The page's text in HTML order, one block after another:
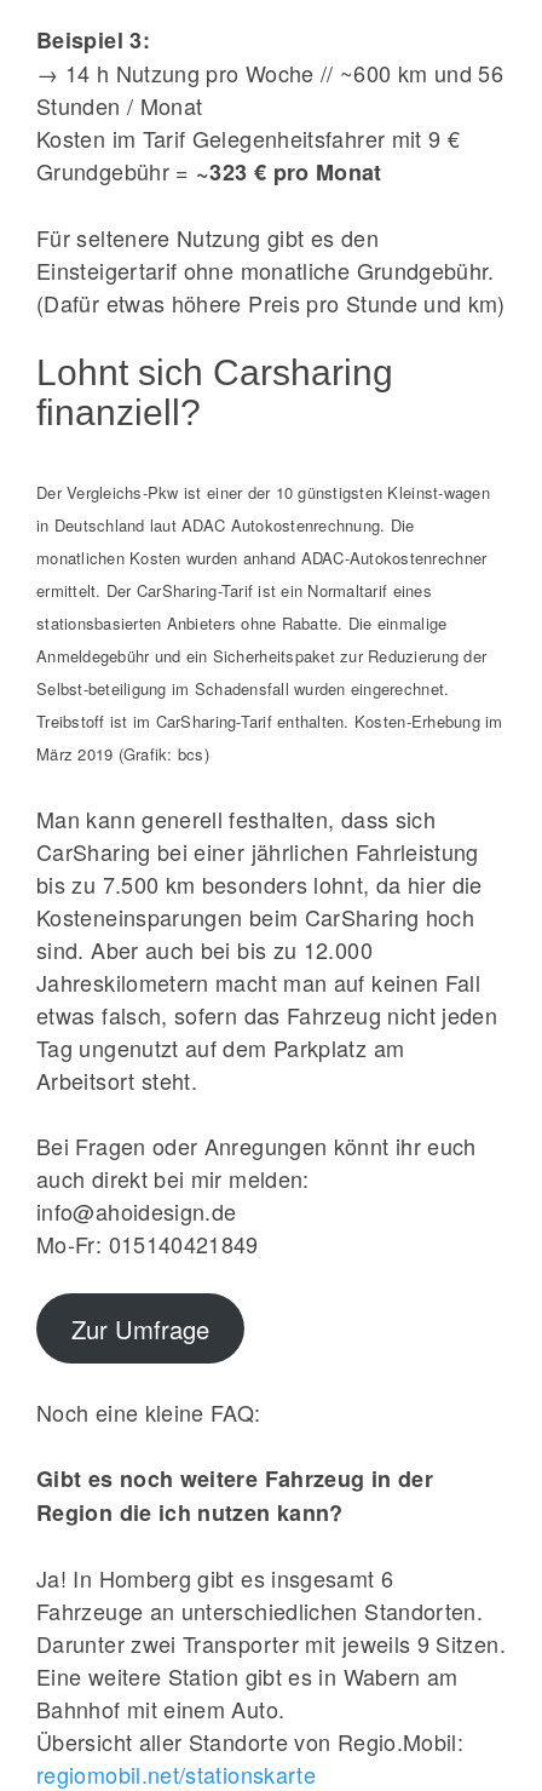
Beispiel 3:
→ 14 h Nutzung pro Woche // ~600 km und 56
Stunden / Monat
Kosten im Tarif Gelegenheitsfahrer mit 9 €
Grundgebühr = ~323 € pro Monat
Für seltenere Nutzung gibt es den
Einsteigertarif ohne monatliche Grundgebühr.
(Dafür etwas höhere Preis pro Stunde und km)
Lohnt sich Carsharing
finanziell?
Der Vergleichs-Pkw ist einer der 10 günstigsten Kleinst-wagen
in Deutschland laut ADAC Autokostenrechnung. Die
monatlichen Kosten wurden anhand ADAC-Autokostenrechner
ermittelt. Der CarSharing-Tarif ist ein Normaltarif eines
stationsbasierten Anbieters ohne Rabatte. Die einmalige
Anmeldegebühr und ein Sicherheitspaket zur Reduzierung der
Selbst-beteiligung im Schadensfall wurden eingerechnet.
Treibstoff ist im CarSharing-Tarif enthalten. Kosten-Erhebung im
März 2019 (Grafik: bcs)
Man kann generell festhalten, dass sich
CarSharing bei einer jährlichen Fahrleistung
bis zu 7.500 km besonders lohnt, da hier die
Kosteneinsparungen beim CarSharing hoch
sind. Aber auch bei bis zu 12.000
Jahreskilometern macht man auf keinen Fall
etwas falsch, sofern das Fahrzeug nicht jeden
Tag ungenutzt auf dem Parkplatz am
Arbeitsort steht.
Bei Fragen oder Anregungen könnt ihr euch
auch direkt bei mir melden:
info@ahoidesign.de
Mo-Fr: 015140421849
Zur Umfrage
Noch eine kleine FAQ:
Gibt es noch weitere Fahrzeug in der
Region die ich nutzen kann?
Ja! In Homberg gibt es insgesamt 6
Fahrzeuge an unterschiedlichen Standorten.
Darunter zwei Transporter mit jeweils 9 Sitzen.
Eine weitere Station gibt es in Wabern am
Bahnhof mit einem Auto.
Übersicht aller Standorte von Regio.Mobil:
regiomobil.net/stationskarte